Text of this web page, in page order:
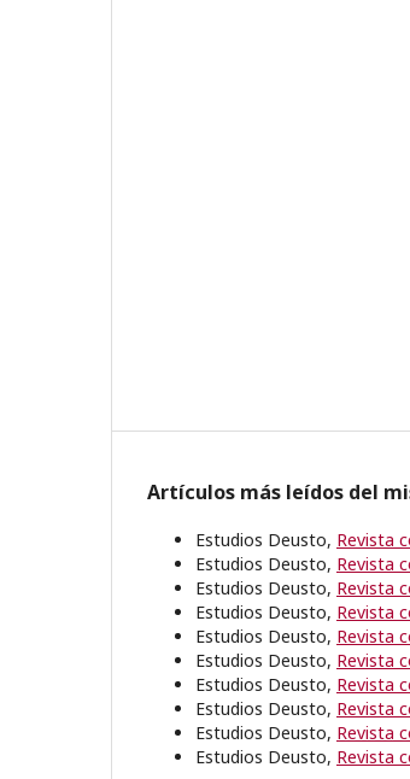
Artículos más leídos del
Estudios Deusto, Revista
Estudios Deusto, Revista
Estudios Deusto, Revista
Estudios Deusto, Revista
Estudios Deusto, Revista
Estudios Deusto, Revista
Estudios Deusto, Revista
Estudios Deusto, Revista
Estudios Deusto, Revista
Estudios Deusto, Revista